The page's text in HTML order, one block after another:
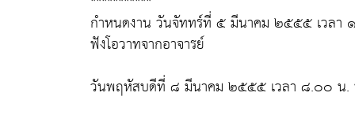
กำหนดงาน วันจัททร์ที่ ๕ มีนาคม ๒๕๕๕ เวล
ฟังโอวาทจากอาจารย์
วันพฤหัสบดีที่ ๘ มีนาคม ๒๕๕๕ เวลา ๘.๐๐ น.